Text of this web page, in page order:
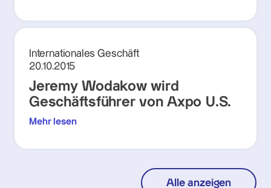
Internationales Geschäft
20.10.2015
Jeremy Wodakow wird
Geschäftsführer von Axpo U.S.
Mehr lesen
Alle anzeigen